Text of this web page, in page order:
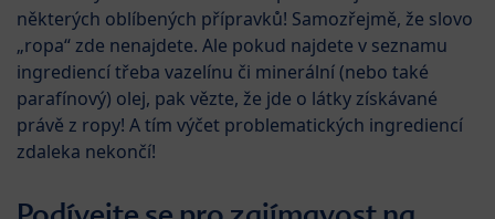
některých oblíbených přípravků! Samozřejmě, že slovo
„ropa“ zde nenajdete. Ale pokud najdete v seznamu
ingrediencí třeba vazelínu či minerální (nebo také
parafínový) olej, pak vězte, že jde o látky získávané
právě z ropy! A tím výčet problematických ingrediencí
zdaleka nekončí!